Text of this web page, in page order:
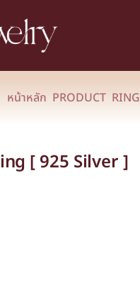
หน้าหลัก PRODUCT RING
[ 925 Silver ]